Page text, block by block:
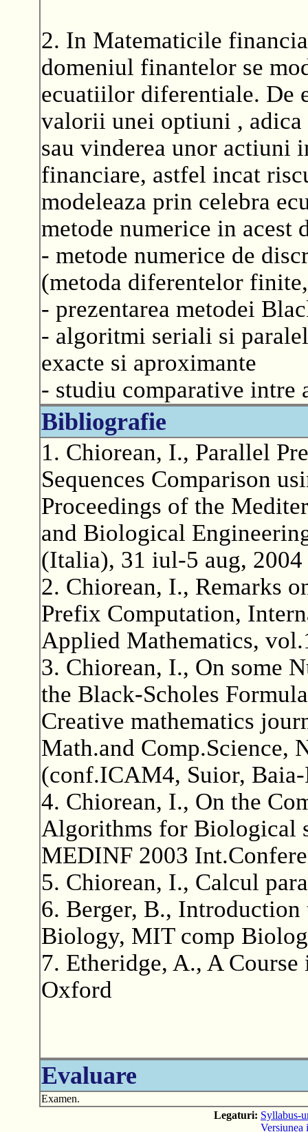
2. In Matematicile
domeniul finantelor se
ecuatiilor diferentiale. De
valorii unei optiuni , adica
sau vinderea unor actiuni
financiare, astfel incat
modeleaza prin celebra
metode numerice in acest
- metode numerice de
(metoda diferentelor
- prezentarea metodei
- algoritmi seriali si
exacte si aproximante
- studiu comparative intre
Bibliografie
1. Chiorean, I., Parallel
Sequences Comparison
Proceedings of the
and Biological
(Italia), 31 iul-5 aug, 2004
2. Chiorean, I., Remarks
Prefix Computation,
Applied Mathematics,
3. Chiorean, I., On some
the Black-Scholes
Creative mathematics
Math.and Comp.Science,
(conf.ICAM4, Suior,
4. Chiorean, I., On the
Algorithms for Biological
MEDINF 2003
5. Chiorean, I., Calcul
6. Berger, B.,
Biology, MIT comp
7. Etheridge, A., A
Oxford
Evaluare
Examen.
Legaturi: Syllabus-
Versiunea